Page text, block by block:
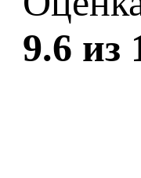
9.6 из